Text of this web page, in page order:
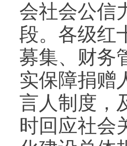
会社会公信
段。各级红
募集、财务
实保障捐赠
言人制度，
时回应社会